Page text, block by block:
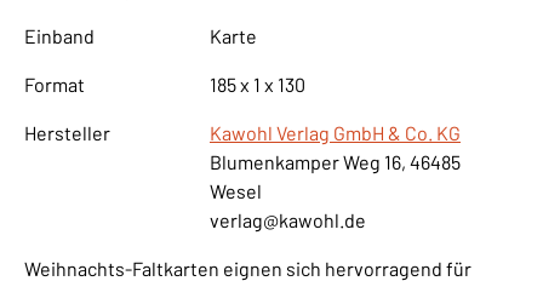
Einband Karte
Format 185 x 1 x 130
Hersteller
Kawohl Verlag GmbH & Co. KG
Blumenkamper Weg 16, 46485
Wesel
verlag@kawohl.de
Weihnachts-Faltkarten eignen sich hervorragend für